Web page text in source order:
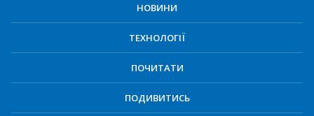
НОВИНИ
ТЕХНОЛОГІЇ
ПОЧИТАТИ
ПОДИВИТИСЬ